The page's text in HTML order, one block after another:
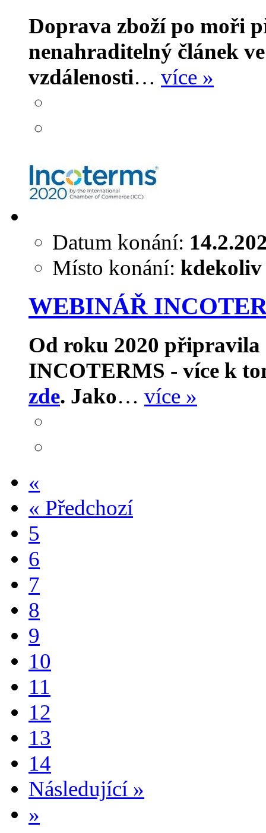
Doprava zboží po moři
nenahraditelný článek
vzdálenosti… více »
Datum konání:
Místo konání: kdekoliv
WEBINÁŘ
Od roku 2020
INCOTERMS - více k
zde. Jako… více »
«
« Předchozí
5
6
7
8
9
10
11
12
13
14
Následující »
»